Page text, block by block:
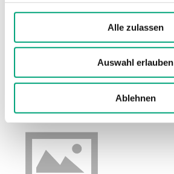
Alle zulassen
Auswahl erlauben
Ablehnen
Puffer, Solar
Puffer, Zusatz-WE